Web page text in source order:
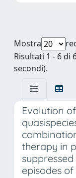
Mostra
Risultati 1 - 6 di
secondi).
Evolution
therapy in
episodes